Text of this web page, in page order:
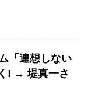
「連想しない
! → 堤真一さ